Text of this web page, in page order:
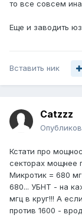
то все совсем
Еще и заводить
Вставить ник
Catzzz
Кстати про
секторах мощнее
Микротик = 680
680... УБНТ - на
мгц в круг!!! А
против 1600 -